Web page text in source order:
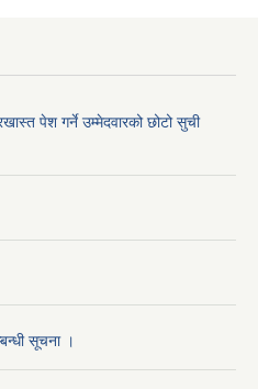
पेश गर्ने उम्मेदवारको छोटो सुची
सूचना ।